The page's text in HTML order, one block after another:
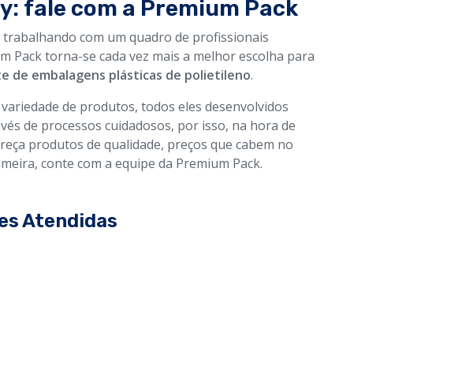
fale com a Premium Pack
com um quadro de profissionais
Pack torna-se cada vez mais a melhor escolha para
de embalagens plásticas de polietileno.
de produtos, todos eles desenvolvidos
de processos cuidadosos, por isso, na hora de
produtos de qualidade, preços que cabem no
conte com a equipe da Premium Pack.
Atendidas